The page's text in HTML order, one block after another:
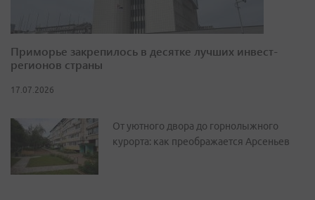
Приморье закрепилось в десятке лучших инвест-
регионов страны
17.07.2026
От уютного двора до горнолыжного
курорта: как преображается Арсеньев